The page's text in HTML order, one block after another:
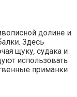
долине и
Здесь
щуку, судака и
использовать
приманки